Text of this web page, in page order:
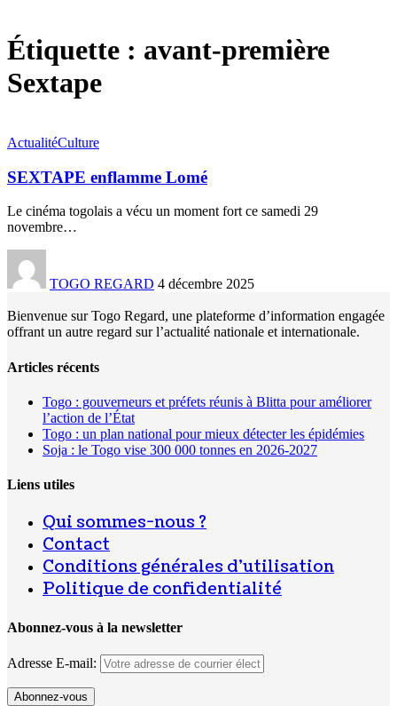
Étiquette : avant-première
Sextape
ActualitéCulture
SEXTAPE enflamme Lomé
Le cinéma togolais a vécu un moment fort ce samedi 29
novembre…
TOGO REGARD 4 décembre 2025
Bienvenue sur Togo Regard, une plateforme d’information engagée
offrant un autre regard sur l’actualité nationale et internationale.
Articles récents
Togo : gouverneurs et préfets réunis à Blitta pour améliorer
l’action de l’État
Togo : un plan national pour mieux détecter les épidémies
Soja : le Togo vise 300 000 tonnes en 2026-2027
Liens utiles
Qui sommes-nous ?
Contact
Conditions générales d’utilisation
Politique de confidentialité
Abonnez-vous à la newsletter
Adresse E-mail: